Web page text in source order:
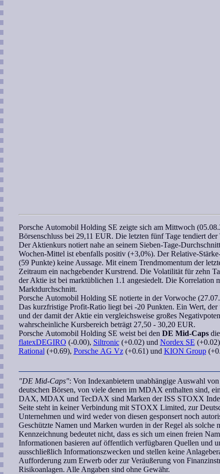
Porsche Automobil Holding SE zeigte sich am Mittwoch
Börsenschluss bei 29,11 EUR. Die letzten fünf Tage tendiert
Der Aktienkurs notiert nahe an seinem Sieben-Tage-
Wochen-Mittel ist ebenfalls positiv (+3,0%). DerRelative-
(59 Punkte) keine Aussage. Mit einem Trendmomentumder
Zeitraum ein nachgebender Kurstrend. Die Volatilität für zehn
der Aktie ist bei marktüblichen 1.1 angesiedelt. Die Korrelation
Marktdurchschnitt.
Porsche Automobil Holding SE notierte in der Vorwoche
Das kurzfristige Profit-Ratioliegt bei -20 Punkten. Ein Wert,
und der damit der Aktie ein vergleichsweise großes
wahrscheinliche Kursbereich beträgt 27,50 - 30,20 EUR.
Porsche Automobil Holding SE weist bei den DE Mid-Capsdie
flatexDEGIRO (-0.00), Siltronic(+0.02) und Nordex SE
Rational (+0.69), Porsche AG Vz(+0.61) und KION Group
"DE Mid-Caps": Von Indexanbietern unabhängige Auswahl
deutschen Börsen, von viele denen im MDAX enthalten sind,
DAX, MDAX und TecDAX sind Marken der ISS STOXX
Seite steht in keiner Verbindung mit STOXX Limited, zur
Unternehmen und wird weder von diesen gesponsert noch
Geschützte Namen und Marken wurden in der Regel als solche
Kennzeichnung bedeutet nicht, dass es sich um einen freien
Informationen basieren auf öffentlich verfügbaren Quellen und
ausschließlich Informationszwecken und stellen keine
Aufforderung zum Erwerb oder zur Veräußerung von
Risikoanlagen. Alle Angaben sind ohne Gewähr.